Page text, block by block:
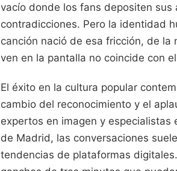
vacío donde los fans depositen
contradicciones. Pero la identidad
canción nació de esa fricción, de
ven en la pantalla no coincide con
El éxito en la cultura popular
cambio del reconocimiento y el
expertos en imagen y especialistas
de Madrid, las conversaciones
tendencias de plataformas